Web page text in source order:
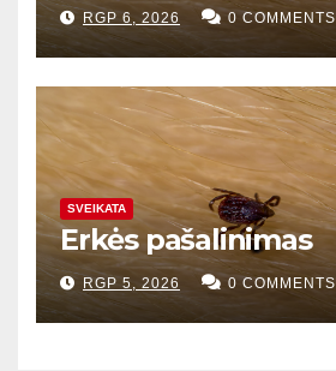
RGP 6, 2026 0 COMMENTS
SVEIKATA
Erkės pašalinimas
RGP 5, 2026 0 COMMENTS